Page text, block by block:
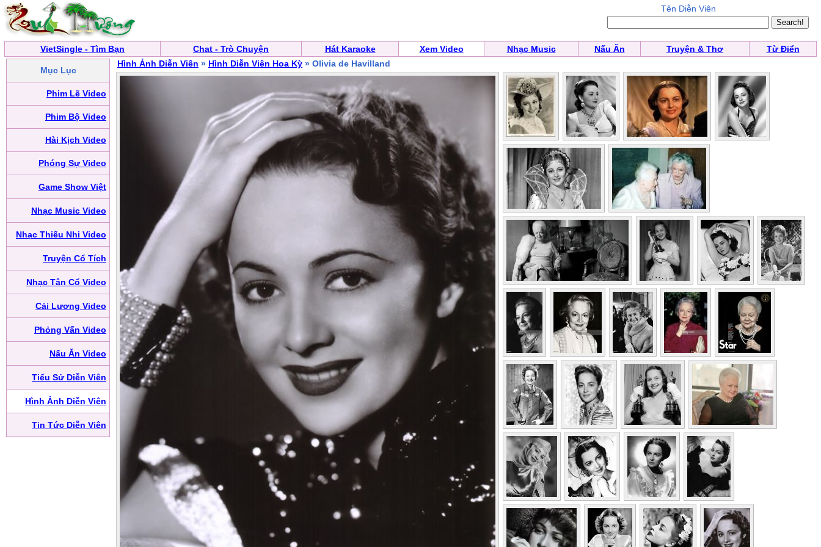
Tên Diễn Viên
VietSingle - Tìm Bạn Chat - Trò Chuyện Hát Karaoke Xem Video Nhạc Music Nấu Ăn Truyện & Thơ Từ Điển
Mục Lục
Phim Lẽ Video
Phim Bộ Video
Hài Kịch Video
Phóng Sự Video
Game Show Việt
Nhạc Music Video
Nhạc Thiếu Nhi Video
Truyện Cổ Tích
Nhạc Tân Cổ Video
Cải Lương Video
Phỏng Vấn Video
Nấu Ăn Video
Tiểu Sử Diễn Viên
Hình Ảnh Diễn Viên
Tin Tức Diễn Viên
Hình Ảnh Diễn Viên » Hình Diễn Viên Hoa Kỳ » Olivia de Havilland